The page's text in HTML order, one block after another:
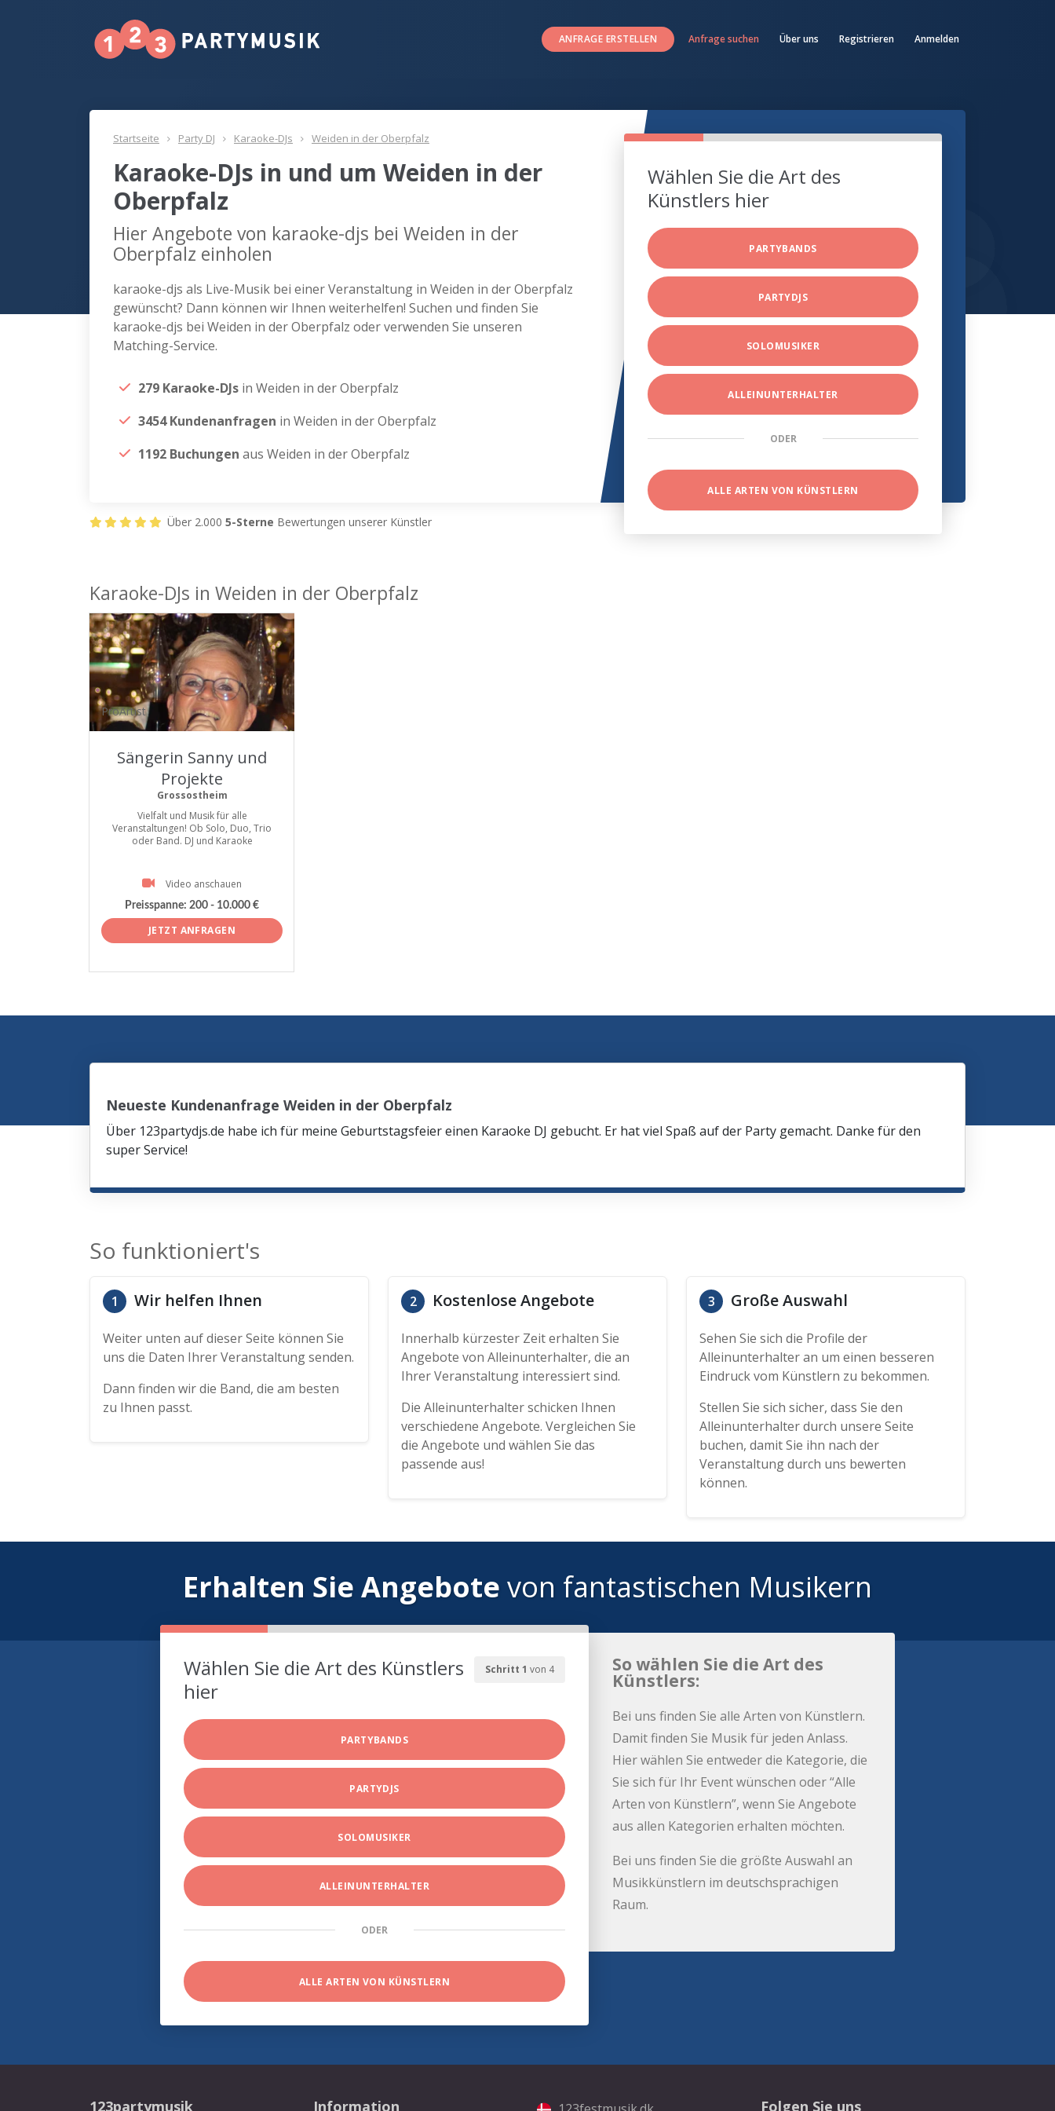
ANFRAGE ERSTELLEN Anfrage suchen Über uns Registrieren Anmelden
Startseite Party DJ Karaoke-DJs Weiden in der Oberpfalz
Karaoke-DJs in und um Weiden in der
Oberpfalz
Hier Angebote von karaoke-djs bei Weiden in der
Oberpfalz einholen
karaoke-djs als Live-Musik bei einer Veranstaltung in Weiden in der Oberpfalz
gewünscht? Dann können wir Ihnen weiterhelfen! Suchen und finden Sie
karaoke-djs bei Weiden in der Oberpfalz oder verwenden Sie unseren
Matching-Service.
279 Karaoke-DJs in Weiden in der Oberpfalz
3454 Kundenanfragen in Weiden in der Oberpfalz
1192 Buchungen aus Weiden in der Oberpfalz
Wählen Sie die Art des
Künstlers hier
PARTYBANDS
PARTYDJS
SOLOMUSIKER
ALLEINUNTERHALTER
ODER
ALLE ARTEN VON KÜNSTLERN
Über 2.000 5-Sterne Bewertungen unserer Künstler
Karaoke-DJs in Weiden in der Oberpfalz
ProArtist
Sängerin Sanny und
Projekte
Grossostheim
Vielfalt und Musik für alle
Veranstaltungen! Ob Solo, Duo, Trio
oder Band. DJ und Karaoke
Video anschauen
Preisspanne: 200 - 10.000 €
JETZT ANFRAGEN
Neueste Kundenanfrage Weiden in der Oberpfalz
Über 123partydjs.de habe ich für meine Geburtstagsfeier einen Karaoke DJ gebucht. Er hat viel Spaß auf der Party gemacht. Danke für den
super Service!
So funktioniert's
1 Wir helfen Ihnen
Weiter unten auf dieser Seite können Sie
uns die Daten Ihrer Veranstaltung senden.
Dann finden wir die Band, die am besten
zu Ihnen passt.
2 Kostenlose Angebote
Innerhalb kürzester Zeit erhalten Sie
Angebote von Alleinunterhalter, die an
Ihrer Veranstaltung interessiert sind.
Die Alleinunterhalter schicken Ihnen
verschiedene Angebote. Vergleichen Sie
die Angebote und wählen Sie das
passende aus!
3 Große Auswahl
Sehen Sie sich die Profile der
Alleinunterhalter an um einen besseren
Eindruck vom Künstlern zu bekommen.
Stellen Sie sich sicher, dass Sie den
Alleinunterhalter durch unsere Seite
buchen, damit Sie ihn nach der
Veranstaltung durch uns bewerten
können.
Erhalten Sie Angebote von fantastischen Musikern
Schritt 1 von 4
Wählen Sie die Art des Künstlers
hier
PARTYBANDS
PARTYDJS
SOLOMUSIKER
ALLEINUNTERHALTER
ODER
ALLE ARTEN VON KÜNSTLERN
So wählen Sie die Art des
Künstlers:
Bei uns finden Sie alle Arten von Künstlern.
Damit finden Sie Musik für jeden Anlass.
Hier wählen Sie entweder die Kategorie, die
Sie sich für Ihr Event wünschen oder “Alle
Arten von Künstlern”, wenn Sie Angebote
aus allen Kategorien erhalten möchten.
Bei uns finden Sie die größte Auswahl an
Musikkünstlern im deutschsprachigen
Raum.
123partymusik Information Folgen Sie uns